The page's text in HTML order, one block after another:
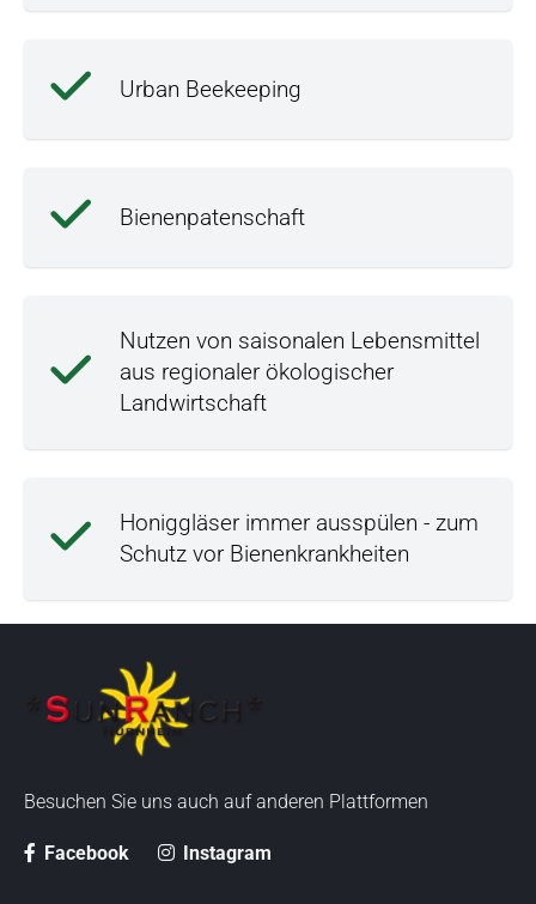
Urban Beekeeping
Bienenpatenschaft
Nutzen von saisonalen Lebensmittel
aus regionaler ökologischer
Landwirtschaft
Honiggläser immer ausspülen - zum
Schutz vor Bienenkrankheiten
Besuchen Sie uns auch auf anderen Plattformen
Facebook Instagram